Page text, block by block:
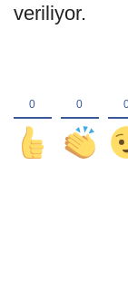
veriliyor.